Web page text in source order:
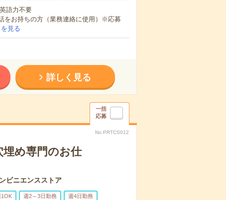
語力不要
お持ちの方（業務連絡に使用）※応募
見る
詳しく見る
一括
応募
No.PRTCS012
め専門のお仕
ニエンスストア
1OK 週2～3日勤務 週4日勤務